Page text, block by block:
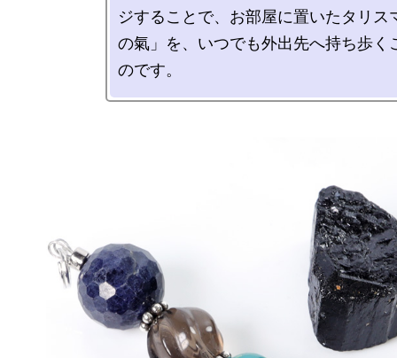
ジすることで、お部屋に置いたタリス
の氣」を、いつでも外出先へ持ち歩く